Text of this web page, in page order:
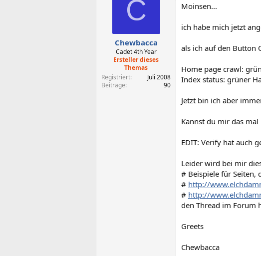
C
Chewbacca
Cadet 4th Year
Ersteller dieses
Themas
Registriert
Juli 2008
Beiträge
90
Moinsen...
ich habe mich jetzt
als ich auf den Button
Home page crawl:
Index status: grüner
Jetzt bin ich aber
Kannst du mir das
EDIT: Verify hat auch
Leider wird bei mir
# Beispiele für Seiten,
# http://
# http://
den Thread im Forum
Greets
Chewbacca